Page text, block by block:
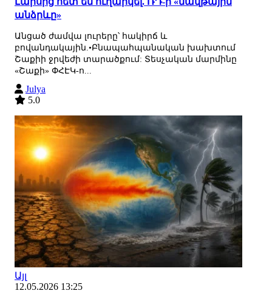
անձրևը»
Անցած ժամվա լուրերը՝ հակիրճ և
բովանդակային.•Բնապահպանական խախտում
Շաքիի ջրվեժի տարածքում: Տեսչական մարմինը
«Շաքի» ՓՀԷԿ-ո...
Julya
5.0
Այլ
12.05.2026 13:25